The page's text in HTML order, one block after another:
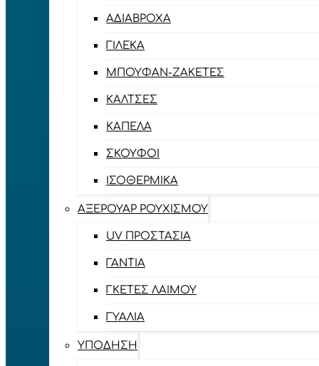
ΑΔΙΆΒΡΟΧΑ
ΓΙΛΈΚΑ
ΜΠΟΥΦΆΝ-ΖΑΚΈΤΕΣ
ΚΆΛΤΣΕΣ
ΚΑΠΈΛΑ
ΣΚΟΎΦΟΙ
ΙΣΟΘΕΡΜΙΚΆ
ΑΞΕΡΟΥΆΡ ΡΟΥΧΙΣΜΟΎ
UV ΠΡΟΣΤΑΣΊΑ
ΓΆΝΤΙΑ
ΓΚΈΤΕΣ ΛΑΊΜΟΥ
ΓΥΑΛΙΆ
ΥΠΌΔΗΣΗ